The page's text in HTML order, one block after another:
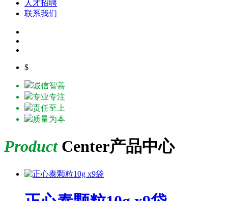
人才招聘
联系我们
$
诚信智善
专业专注
责任至上
质量为本
Product Center产品中心